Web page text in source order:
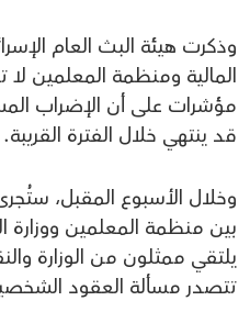
وذكرت هيئة البث العام
المالية ومنظمة المعلمين
مؤشرات على أن الإضراب
قد ينتهي خلال الفترة القريبة.
وخلال الأسبوع المقبل،
بين منظمة المعلمين ووزارة
تتصدر مسألة العقود